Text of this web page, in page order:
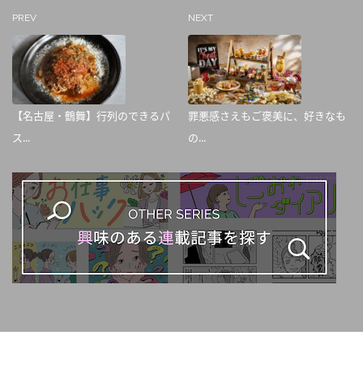
PREV
【名古屋・鶴舞】行列のできるパ
ス...
NEXT
罪悪感さえもご褒美に、好きなも
の...